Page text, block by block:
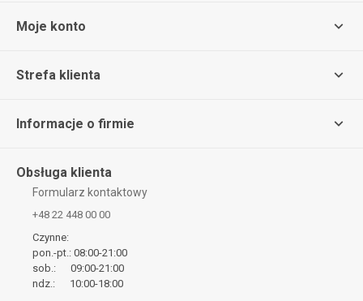
Moje konto
Strefa klienta
Informacje o firmie
Obsługa klienta
Formularz kontaktowy
+48 22 448 00 00
Czynne:
pon.-pt.: 08:00-21:00
sob.: 09:00-21:00
ndz.: 10:00-18:00